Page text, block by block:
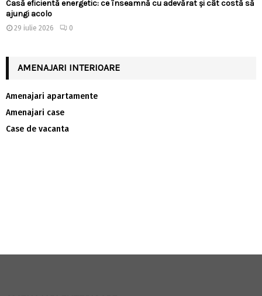
Casă eficientă energetic: ce înseamnă cu adevărat și cât costă să
ajungi acolo
29 iulie 2026 0
AMENAJARI INTERIOARE
Amenajari apartamente
Amenajari case
Case de vacanta